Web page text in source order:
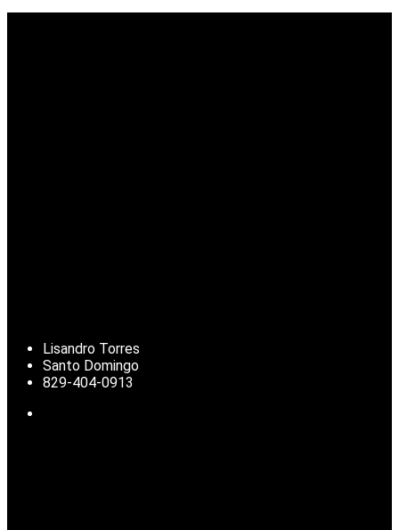
Lisandro Torres
Santo Domingo
829-404-0913